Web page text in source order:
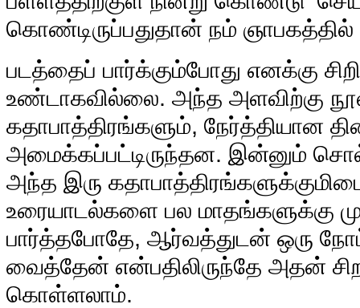
கொண்டிருப்பதுதான் நம் ஞாபகத்தில்
படத்தைப் பார்க்கும்போது எனக்கு
உண்டாகவில்லை. அந்த அளவிற்கு
கதாபாத்திரங்களும், நேர்த்தியான
அமைக்கப்பட்டிருந்தன. இன்னும்
அந்த இரு
உரையாடல்களை பல மாதங்களுக்கு
பார்த்தபோதே, ஆர்வத்துடன் ஒரு
வைத்தேன் என்பதிலிருந்தே அதன்
கொள்ளலாம்.